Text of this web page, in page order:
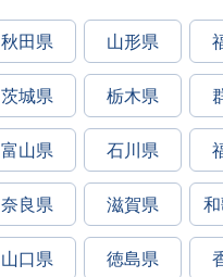
秋田県 山形県
茨城県 栃木県
富山県 石川県
奈良県 滋賀県
山口県 徳島県